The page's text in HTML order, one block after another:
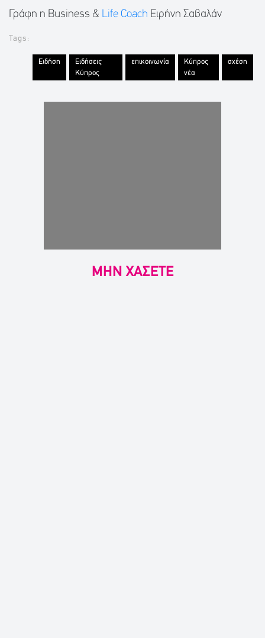
Γράφη η Business & Life Coach Ειρήνη Σαβαλάν
Tags:
Ειδήση
Ειδήσεις
Κύπρος
επικοινωνία
Κύπρος
νέα
σχέση
ΜΗΝ ΧΑΣΕΤΕ